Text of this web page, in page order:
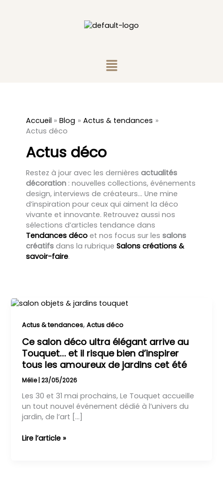
Menu
Accueil Blog
Actus & tendances
Actus déco
Actus déco
Restez à jour avec les dernières actualités
décoration: nouvelles collections, événements
design, interviews de créateurs… Une mine
d’inspiration pour ceux qui aiment la déco
vivante et innovante. Retrouvez aussi nos
sélections d’articles tendance dans
Tendances décoet nos focus sur les salons
créatifsdans la rubrique Salons créations &
savoir-faire.
Actus & tendances,Actus déco
Ce salon déco ultra élégant arrive au
Touquet… et il risque bien d’inspirer
tous les amoureux de jardins cet été
Mélie |23/05/2026
Les 30 et 31 mai prochains, Le Touquet accueille
un tout nouvel événement dédié à l’univers du
jardin, de l’art […]
Ce
déco
élégant
arrive
au
Touquet…
il
risque
bien
tous
Lire l’article »